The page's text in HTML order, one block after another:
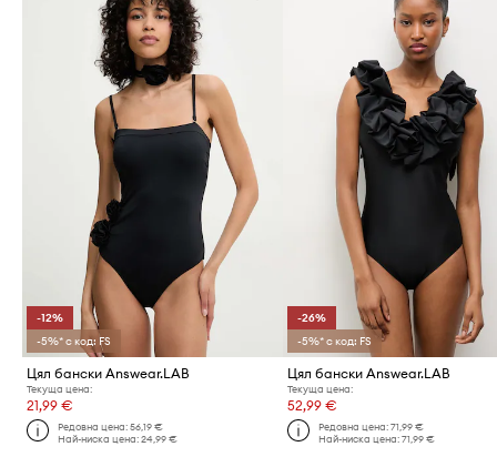
-12%
-5%* с код: FS
Цял бански Answear.LAB
Текуща цена:
21,99 €
Редовна цена:56,19 €
Най-ниска цена:24,99 €
-26%
-5%* с код: FS
Цял бански Answear.LAB
Текуща цена:
52,99 €
Редовна цена: 71,99 €
Най-ниска цена: 71,99 €